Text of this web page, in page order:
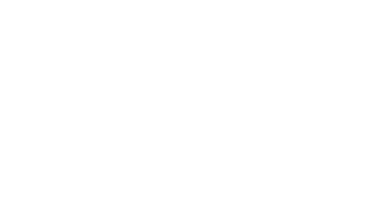
antwortet, jedoch eine Arbeitsübersicht generiert, hängt die
hat.
auswählen, wird der Datensatz als "Falsch" markiert, da der Mitarbeiter die
hat.
die Sie anwenden.